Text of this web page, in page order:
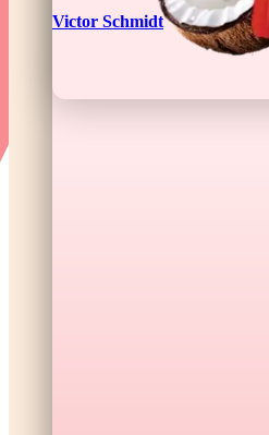
Victor Schmidt